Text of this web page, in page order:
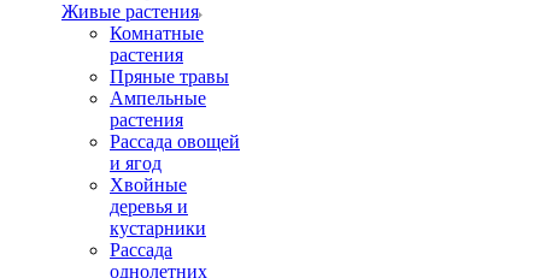
Живые растения
Комнатные
растения
Пряные травы
Ампельные
растения
Рассада овощей
и ягод
Хвойные
деревья и
кустарники
Рассада
однолетних